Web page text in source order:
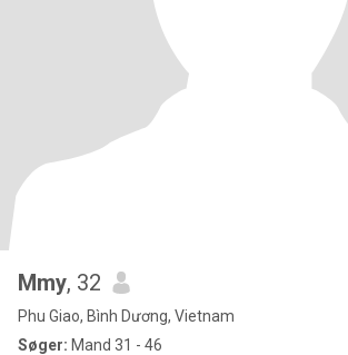
Mmy, 32
Phu Giao, Bình Dương, Vietnam
Søger: Mand 31 - 46